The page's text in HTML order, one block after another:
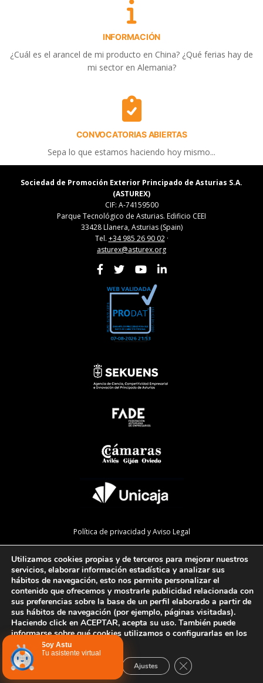
INFORMACIÓN
¿Cuál es el arancel de mi producto en China? ¿Qué ferias hay de
mi sector en Alemania?
CONVOCATORIAS ABIERTAS
Sepa lo que estamos haciendo hoy mismo...
Sociedad de Promoción Exterior Principado de Asturias S.A.
(ASTUREX)
CIF: A-74159500
Parque Tecnológico de Asturias. Edificio CEEI
33428 Llanera, Asturias (Spain)
Tel. +34 985 26 90 02·
asturex@asturex.org
Política de privacidad y Aviso Legal
Política de calidad
Mapa de la web
Preguntas Frecuentes
Configurar cookies
Soy Astu
Tu asistente virtual
Utilizamos cookies propias y de terceros para mejorar nuestros
servicios, elaborar información estadística y analizar sus
hábitos de navegación, esto nos permite personalizar el
contenido que ofrecemos y mostrarle publicidad relacionada con
sus preferencias sobre la base de un perfil elaborado a partir de
sus hábitos de navegación (por ejemplo, páginas visitadas).
Haciendo click en ACEPTAR, acepta su uso. También puede
informarse sobre qué cookies utilizamos o configurarlas en los
AJUSTES.
Aceptar Ajustes Cerrar el banner de